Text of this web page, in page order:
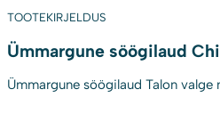
TOOTEKIRJELDUS
Ümmargune söögilaud
Ümmargune söögilaud Talon